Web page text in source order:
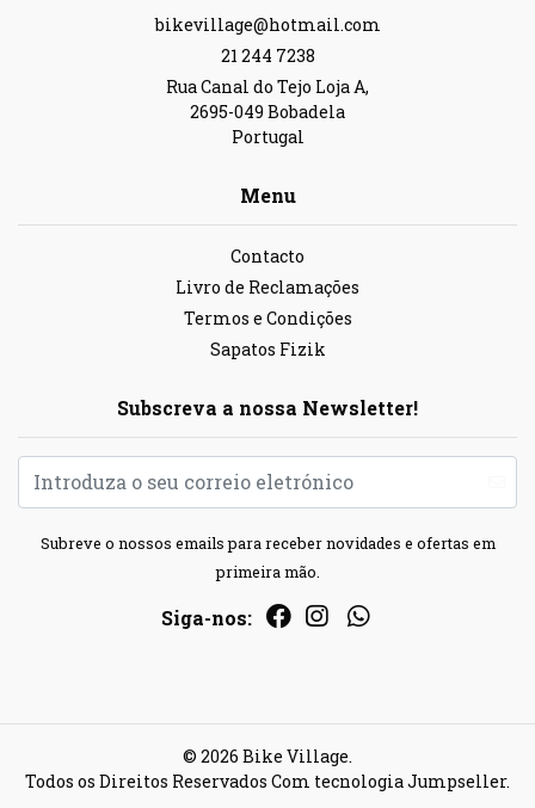
bikevillage@hotmail.com
21 244 7238
Rua Canal do Tejo Loja A,
2695-049 Bobadela
Portugal
Menu
Contacto
Livro de Reclamações
Termos e Condições
Sapatos Fizik
Subscreva a nossa Newsletter!
Subreve o nossos emails para receber novidades e ofertas em
primeira mão.
Siga-nos:
© 2026 Bike Village.
Todos os Direitos Reservados Com tecnologia Jumpseller.